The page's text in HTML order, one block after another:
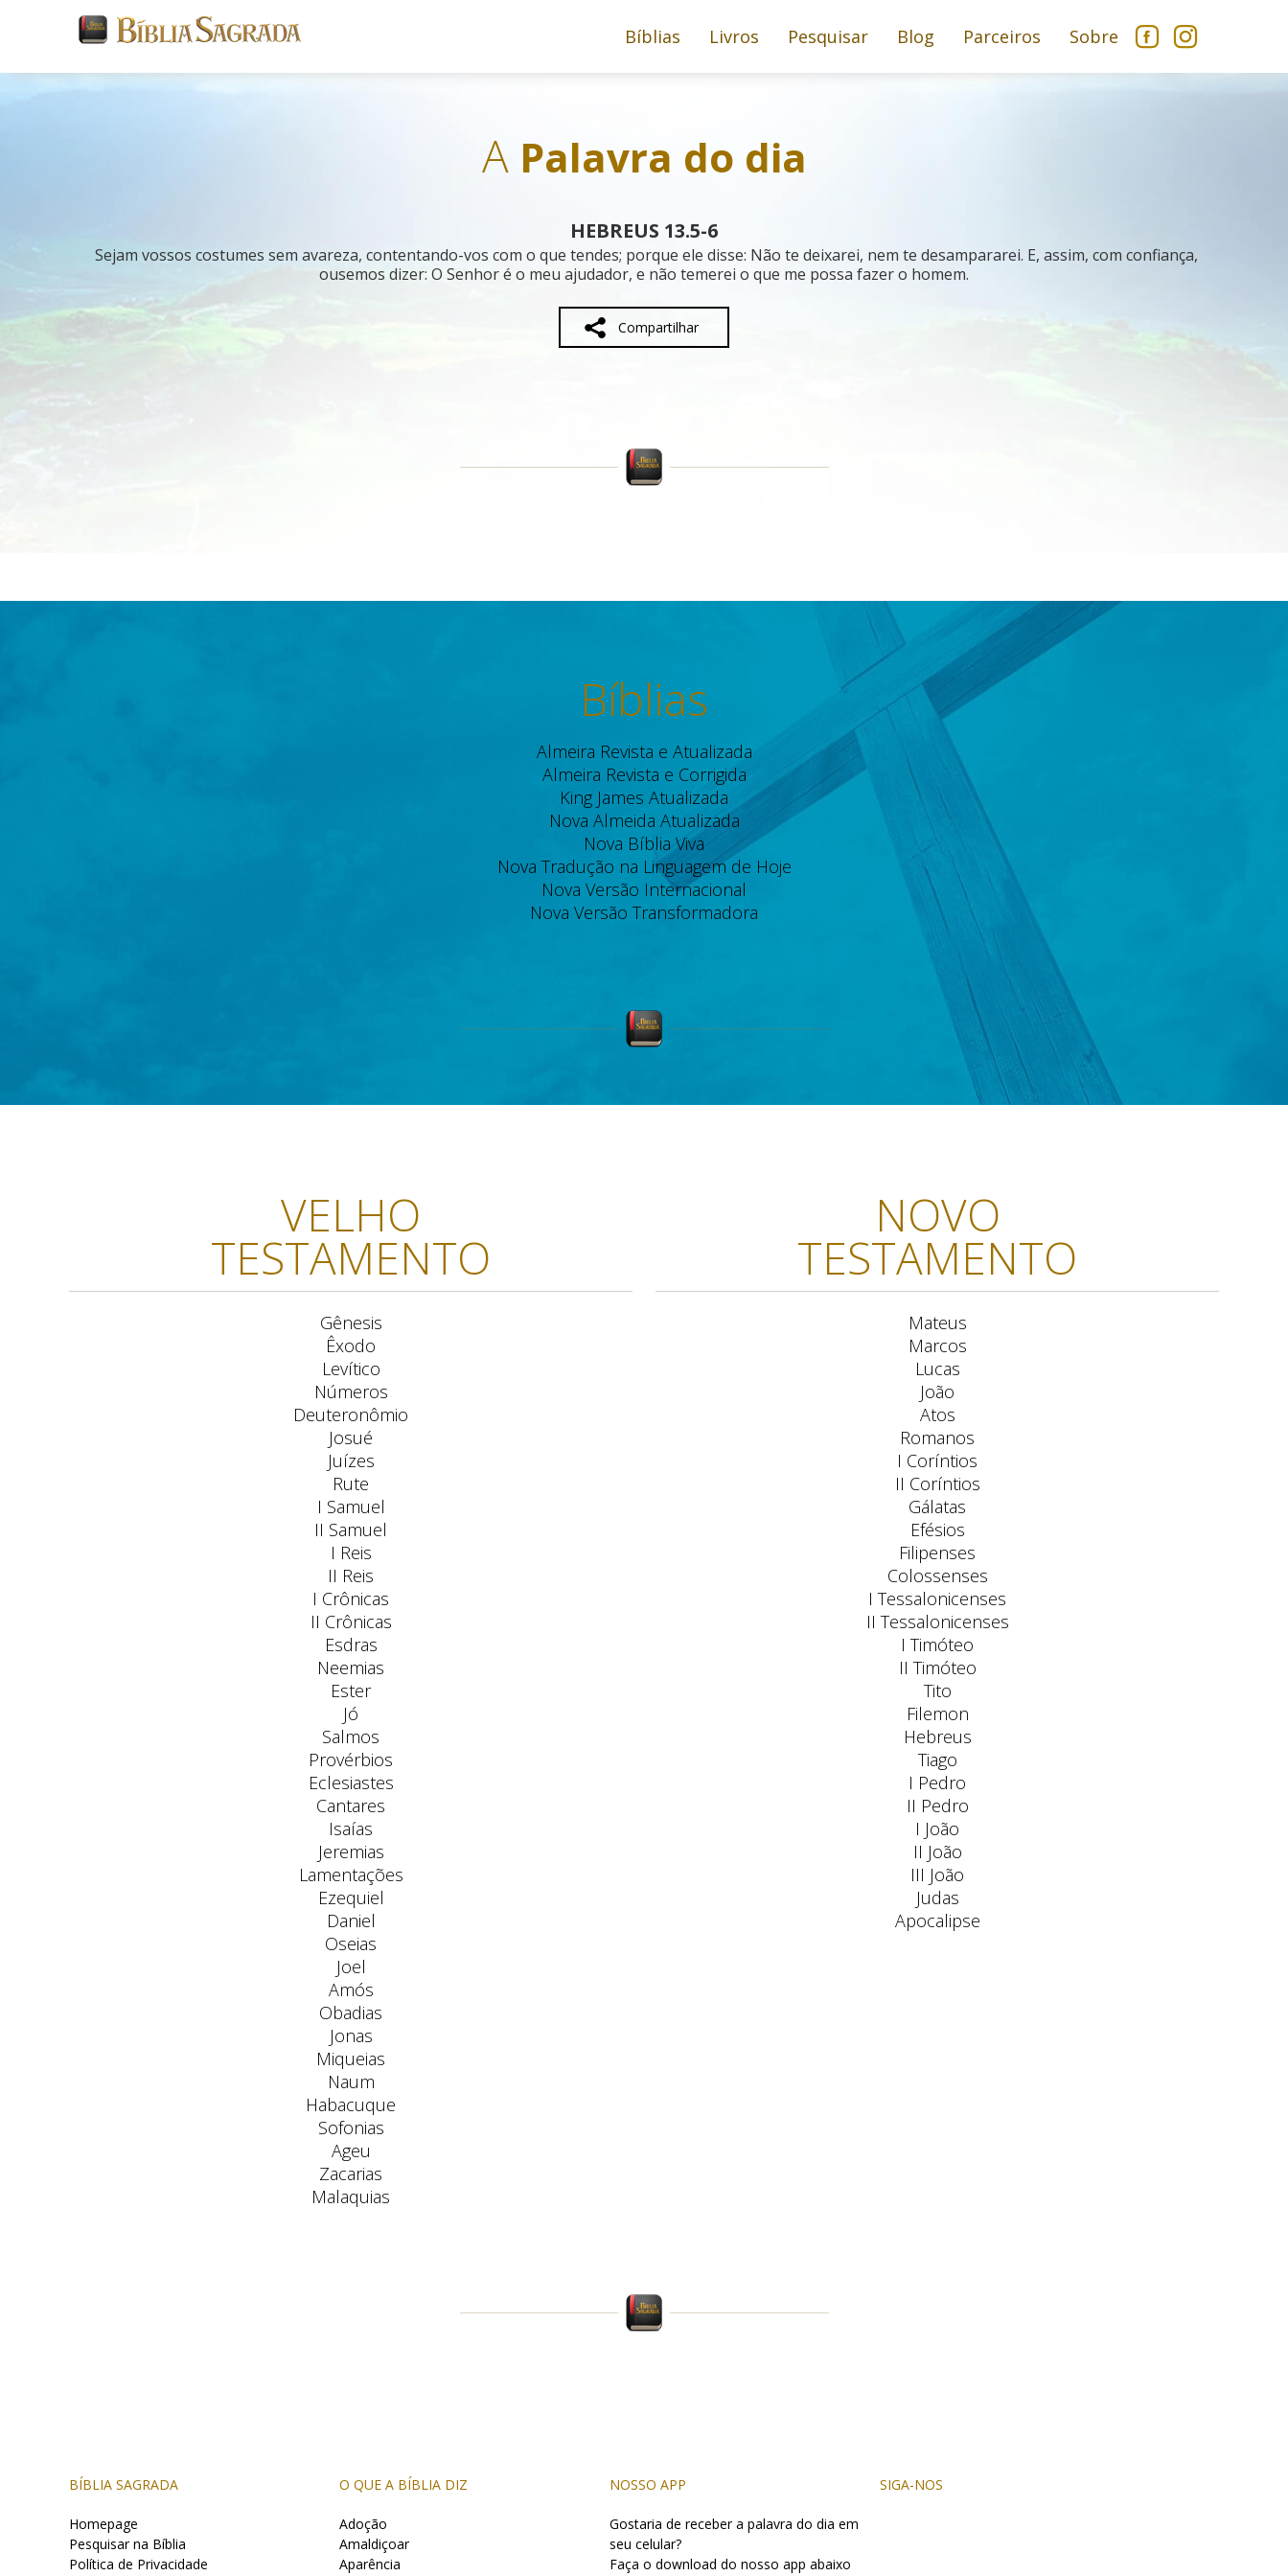
Bíblias Livros Pesquisar Blog Parceiros Sobre
APalavra do dia
HEBREUS 13.5-6
Sejam vossos costumes sem avareza, contentando-vos com o que tendes; porque ele disse: Não te deixarei, nem te desampararei. E, assim, com confiança,
ousemos dizer: O Senhor é o meu ajudador, e não temerei o que me possa fazer o homem.
Compartilhar
Bíblias
Almeira Revista e Atualizada
Almeira Revista e Corrigida
King James Atualizada
Nova Almeida Atualizada
Nova Bíblia Viva
Nova Tradução na Linguagem de Hoje
Nova Versão Internacional
Nova Versão Transformadora
VELHO
TESTAMENTO
Gênesis
Êxodo
Levítico
Números
Deuteronômio
Josué
Juízes
Rute
I Samuel
II Samuel
I Reis
II Reis
I Crônicas
II Crônicas
Esdras
Neemias
Ester
Jó
Salmos
Provérbios
Eclesiastes
Cantares
Isaías
Jeremias
Lamentações
Ezequiel
Daniel
Oseias
Joel
Amós
Obadias
Jonas
Miqueias
Naum
Habacuque
Sofonias
Ageu
Zacarias
Malaquias
NOVO
TESTAMENTO
Mateus
Marcos
Lucas
João
Atos
Romanos
I Coríntios
II Coríntios
Gálatas
Efésios
Filipenses
Colossenses
I Tessalonicenses
II Tessalonicenses
I Timóteo
II Timóteo
Tito
Filemon
Hebreus
Tiago
I Pedro
II Pedro
I João
II João
III João
Judas
Apocalipse
BÍBLIA SAGRADA
Homepage
Pesquisar na Bíblia
Política de Privacidade
O QUE A BÍBLIA DIZ
Adoção
Amaldiçoar
Aparência
NOSSO APP
Gostaria de receber a palavra do dia em
seu celular?
Faça o download do nosso app abaixo
SIGA-NOS